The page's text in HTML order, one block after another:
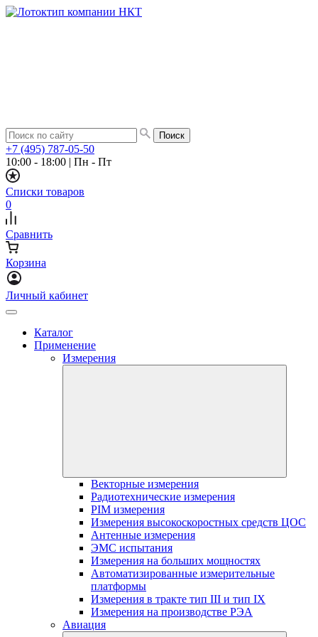
+7 (495) 787-05-50
10:00 - 18:00 | Пн - Пт
Списки товаров
0
Сравнить
Корзина
Личный кабинет
Каталог
Применение
Измерения
Векторные измерения
Радиотехнические измерения
PIM измерения
Измерения высокоскоростных средств ЦОС
Антенные измерения
ЭМС испытания
Измерения на больших мощностях
Автоматизированные измерительные
платформы
Измерения в тракте тип III и тип IX
Измерения на производстве РЭА
Авиация